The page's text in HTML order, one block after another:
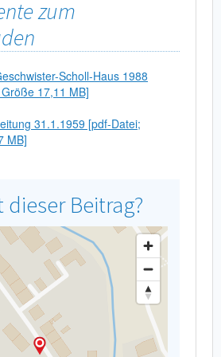
zum
Scholl-Haus 1988
17,11 MB]
31.1.1959 [pdf-Datei;
MB]
dieser Beitrag?